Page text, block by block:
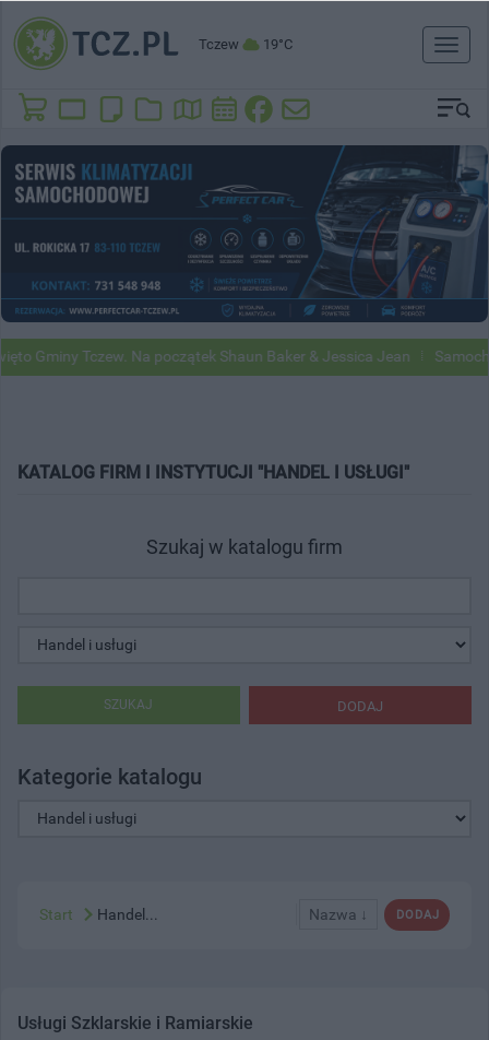
Tczew 19°C
Toggle
Gminy Tczew. Na początek Shaun Baker & Jessica Jean
KATALOG FIRM I INSTYTUCJI "HANDEL I USŁUGI"
Szukaj w katalogu firm
DODAJ
SZUKAJ
Kategorie katalogu
DODAJ
Nazwa ↓
Start Handel...
Usługi Szklarskie i Ramiarskie